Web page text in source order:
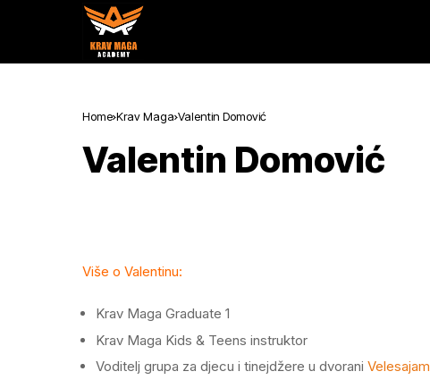
Home Krav Maga Valentin Domović
Valentin Domović
Više o Valentinu:
Krav Maga Graduate 1
Krav Maga Kids & Teens instruktor
Voditelj grupa za djecu i tinejdžere u dvorani Velesajam